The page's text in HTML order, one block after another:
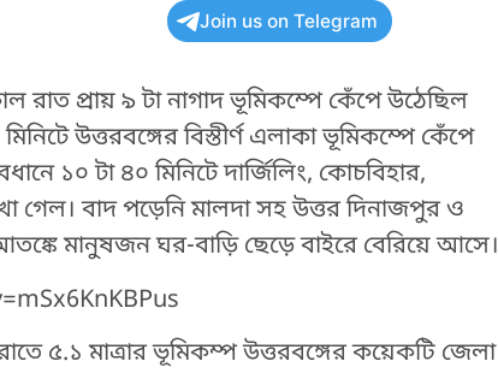
Join us on Telegram
রাত প্রায় ৯ টা নাগাদ ভূমিকম্পে কেঁপে উঠেছিল
উত্তরবঙ্গের বিস্তীর্ণ এলাকা ভূমিকম্পে কেঁপে
১০ টা ৪০ মিনিটে দার্জিলিং, কোচবিহার,
বাদ পড়েনি মালদা সহ উত্তর দিনাজপুর ও
মানুষজন ঘর-বাড়ি ছেড়ে বাইরে বেরিয়ে আসে।
৫.১ মাত্রার ভূমিকম্প উত্তরবঙ্গের কয়েকটি জেলা